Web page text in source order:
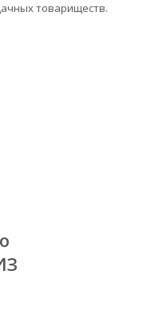
товариществ.